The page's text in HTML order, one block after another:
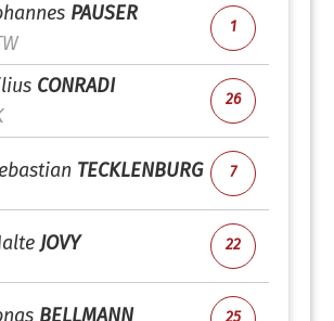
PAUSER
1
CONRADI
26
TECKLENBURG 7
JOVY 22
BELLMANN 25